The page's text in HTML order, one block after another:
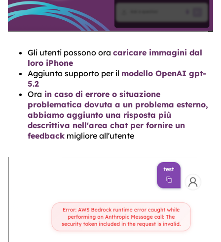
Gli utenti possono ora caricare immagini dal
loro iPhone
Aggiunto supporto per il modello OpenAI gpt-
5.2
Ora in caso di errore o situazione
problematica dovuta a un problema esterno,
abbiamo aggiunto una risposta più
descrittiva nell'area chat per fornire un
feedback migliore all'utente